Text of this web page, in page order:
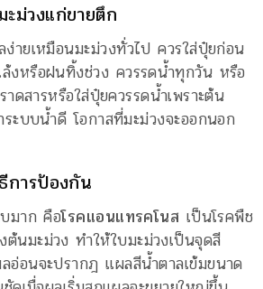
ม่วงแก่ขายตึก
ายเหมือนมะม่วงทั่วไป ควรใส่ปุ๋ยก่อน
งหรือฝนทิ้งช่วง ควรรดน้ำทุกวัน หรือ
าดสารหรือใส่ปุ๋ยควรรดน้ำเพราะต้น
ระบบน้ำดี โอกาสที่มะม่วงจะออกนอก
การป้องกัน
มาก คือโรคแอนแทรคโนส เป็นโรคพืช
ต้นมะม่วง ทำให้ใบมะม่วงเป็นจุดสี
อ่อนจะปรากฎ แผลสีน้ำตาลเข้มขนาด